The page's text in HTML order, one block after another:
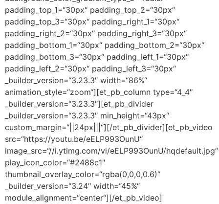
padding_top_1=“30px“ padding_top_2=“30px“
padding_top_3=“30px“ padding_right_1=“30px“
padding_right_2=“30px“ padding_right_3=“30px“
padding_bottom_1=“30px“ padding_bottom_2=“30px“
padding_bottom_3=“30px“ padding_left_1=“30px“
padding_left_2=“30px“ padding_left_3=“30px“
_builder_version=“3.23.3″ width=“86%“
animation_style=“zoom“][et_pb_column type=“4_4″
_builder_version=“3.23.3″][et_pb_divider
_builder_version=“3.23.3″ min_height=“43px“
custom_margin=“||24px|||“][/et_pb_divider][et_pb_video
src=“https://youtu.be/eELP993OunU“
image_src=“//i.ytimg.com/vi/eELP993OunU/hqdefault.jpg“
play_icon_color=“#2488c1″
thumbnail_overlay_color=“rgba(0,0,0,0.6)“
_builder_version=“3.24″ width=“45%“
module_alignment=“center“][/et_pb_video]